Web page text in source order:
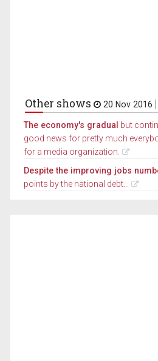
Other shows 20 Nov 2016
The economy's gradual but
good news for pretty much
for a media organization.
Despite the improving jobs
points by the national debt...